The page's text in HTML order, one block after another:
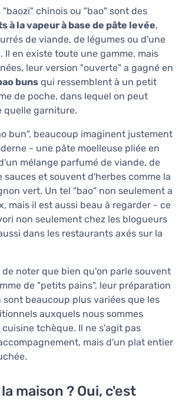
chinois ou "bao" sont des
à la vapeur à base de pâte levée,
de viande, de légumes ou d'une
Il en existe toute une gamme, mais
leur version "ouverte" a gagné en
buns qui ressemblent à un petit
de poche, dans lequel on peut
quelle garniture.
bun", beaucoup imaginent justement
- une pâte moelleuse pliée en
mélange parfumé de viande, de
sauces et souvent d'herbes comme la
vert. Un tel "bao" non seulement a
mais il est aussi beau à regarder - ce
non seulement chez les blogueurs
dans les restaurants axés sur la
noter que bien qu'on parle souvent
de "petits pains", leur préparation
beaucoup plus variées que les
auxquels nous sommes
tchèque. Il ne s'agit pas
mais d'un plat entier
maison ? Oui, c'est